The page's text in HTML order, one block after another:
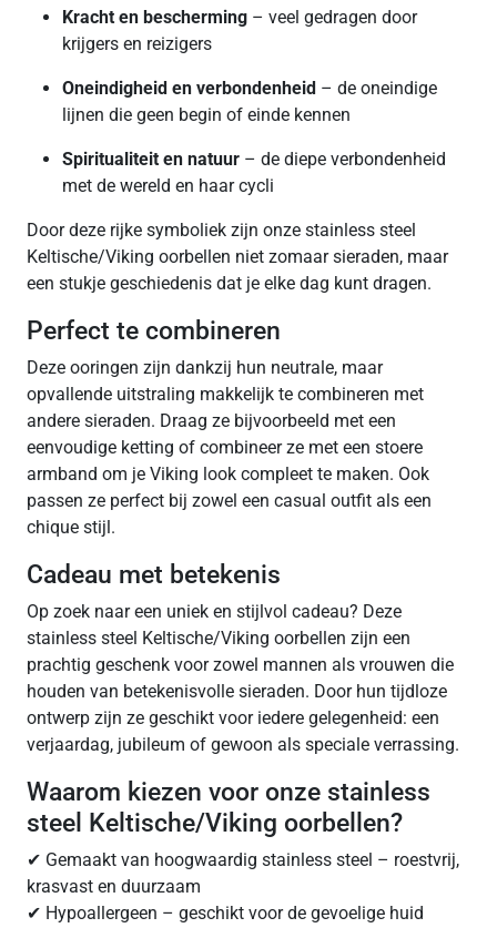
Kracht en bescherming – veel gedragen door
krijgers en reizigers
Oneindigheid en verbondenheid – de oneindige
lijnen die geen begin of einde kennen
Spiritualiteit en natuur – de diepe verbondenheid
met de wereld en haar cycli
Door deze rijke symboliek zijn onze stainless steel
Keltische/Viking oorbellen niet zomaar sieraden, maar
een stukje geschiedenis dat je elke dag kunt dragen.
Perfect te combineren
Deze ooringen zijn dankzij hun neutrale, maar
opvallende uitstraling makkelijk te combineren met
andere sieraden. Draag ze bijvoorbeeld met een
eenvoudige ketting of combineer ze met een stoere
armband om je Viking look compleet te maken. Ook
passen ze perfect bij zowel een casual outfit als een
chique stijl.
Cadeau met betekenis
Op zoek naar een uniek en stijlvol cadeau? Deze
stainless steel Keltische/Viking oorbellen zijn een
prachtig geschenk voor zowel mannen als vrouwen die
houden van betekenisvolle sieraden. Door hun tijdloze
ontwerp zijn ze geschikt voor iedere gelegenheid: een
verjaardag, jubileum of gewoon als speciale verrassing.
Waarom kiezen voor onze stainless
steel Keltische/Viking oorbellen?
✔ Gemaakt van hoogwaardig stainless steel – roestvrij,
krasvast en duurzaam
✔ Hypoallergeen – geschikt voor de gevoelige huid